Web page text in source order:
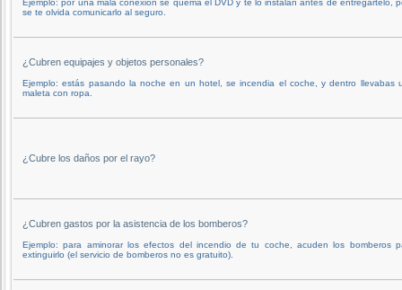
Ejemplo: por una mala conexión se quema el DVD y te lo instalan antes de entregártelo,
se te olvida comunicarlo al seguro.
¿Cubren equipajes y objetos personales?
Ejemplo: estás pasando la noche en un hotel, se incendia el coche, y dentro llevabas
maleta con ropa.
¿Cubre los daños por el rayo?
¿Cubren gastos por la asistencia de los bomberos?
Ejemplo: para aminorar los efectos del incendio de tu coche, acuden los bomberos
extinguirlo (el servicio de bomberos no es gratuito).